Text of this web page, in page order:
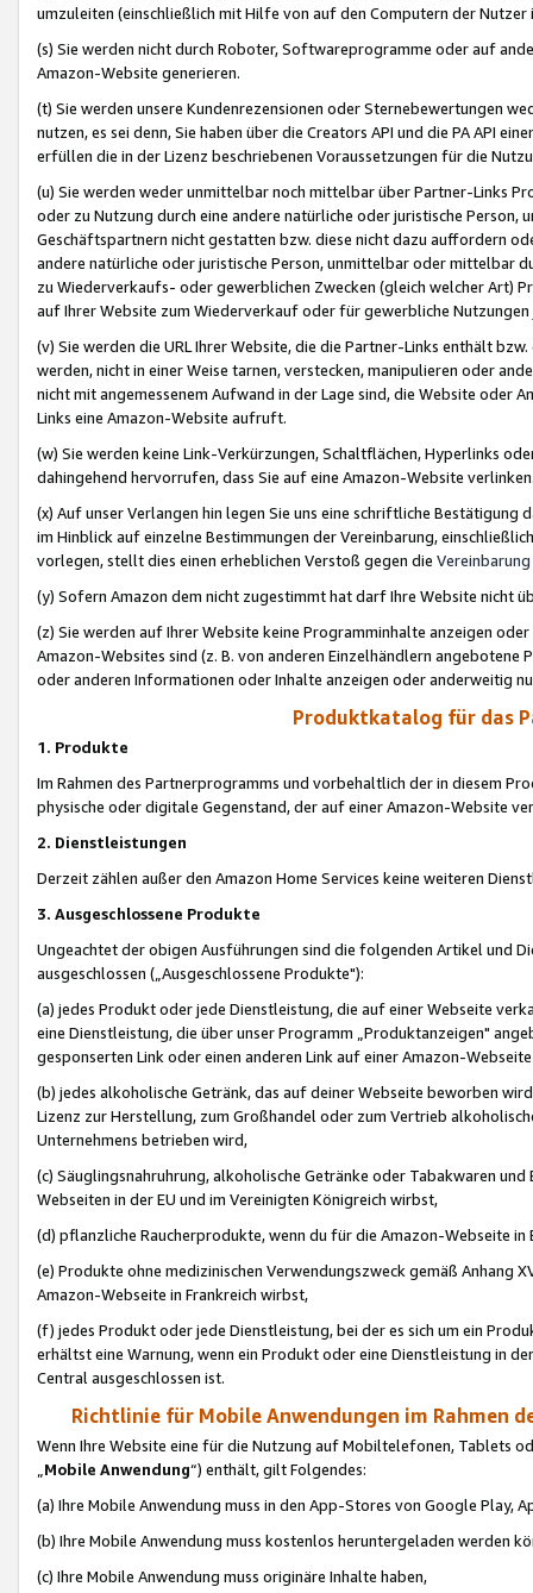
umzuleiten (einschließlich mit Hilfe von auf den Computern der
(s) Sie werden nicht durch Roboter, Softwareprogramme oder auf
Amazon-Website generieren.
(t) Sie werden unsere Kundenrezensionen oder Sternebewertungen
nutzen, es sei denn, Sie haben über die Creators API und die PA API
erfüllen die in der Lizenz beschriebenen Voraussetzungen für die
(u) Sie werden weder unmittelbar noch mittelbar über Partner-Links
oder zu Nutzung durch eine andere natürliche oder juristische
Geschäftspartnern nicht gestatten bzw. diese nicht dazu auffordern
andere natürliche oder juristische Person, unmittelbar oder mittelbar
zu Wiederverkaufs- oder gewerblichen Zwecken (gleich welcher Art)
auf Ihrer Website zum Wiederverkauf oder für gewerbliche
(v) Sie werden die URL Ihrer Website, die die Partner-Links enthält
werden, nicht in einer Weise tarnen, verstecken, manipulieren oder
nicht mit angemessenem Aufwand in der Lage sind, die Website oder
Links eine Amazon-Website aufruft.
(w) Sie werden keine Link-Verkürzungen, Schaltflächen, Hyperlinks
dahingehend hervorrufen, dass Sie auf eine Amazon-Website
(x) Auf unser Verlangen hin legen Sie uns eine schriftliche
im Hinblick auf einzelne Bestimmungen der Vereinbarung,
vorlegen, stellt dies einen erheblichen Verstoß gegen die Vereinbarung
(y) Sofern Amazon dem nicht zugestimmt hat darf Ihre Website nicht
(z) Sie werden auf Ihrer Website keine Programminhalte anzeigen
Amazon-Websites sind (z. B. von anderen Einzelhändlern
oder anderen Informationen oder Inhalte anzeigen oder anderweitig
Produktkatalog für das
1. Produkte
Im Rahmen des Partnerprogramms und vorbehaltlich der in diesem
physische oder digitale Gegenstand, der auf einer Amazon-Website
2. Dienstleistungen
Derzeit zählen außer den Amazon Home Services keine weiteren
3. Ausgeschlossene Produkte
Ungeachtet der obigen Ausführungen sind die folgenden Artikel und
ausgeschlossen („Ausgeschlossene Produkte"):
(a) jedes Produkt oder jede Dienstleistung, die auf einer Webseite
eine Dienstleistung, die über unser Programm „Produktanzeigen"
gesponserten Link oder einen anderen Link auf einer Amazon-
(b) jedes alkoholische Getränk, das auf deiner Webseite beworben
Lizenz zur Herstellung, zum Großhandel oder zum Vertrieb
Unternehmens betrieben wird,
(c) Säuglingsnahruhrung, alkoholische Getränke oder Tabakwaren
Webseiten in der EU und im Vereinigten Königreich wirbst,
(d) pflanzliche Raucherprodukte, wenn du für die Amazon-Webseite in
(e) Produkte ohne medizinischen Verwendungszweck gemäß Anhang
Amazon-Webseite in Frankreich wirbst,
(f) jedes Produkt oder jede Dienstleistung, bei der es sich um ein
erhältst eine Warnung, wenn ein Produkt oder eine Dienstleistung in
Central ausgeschlossen ist.
Richtlinie für Mobile Anwendungen im Rahmen
Wenn Ihre Website eine für die Nutzung auf Mobiltelefonen, Tablets
„Mobile Anwendung“) enthält, gilt Folgendes:
(a) Ihre Mobile Anwendung muss in den App-Stores von Google Play,
(b) Ihre Mobile Anwendung muss kostenlos heruntergeladen werden
(c) Ihre Mobile Anwendung muss originäre Inhalte haben,